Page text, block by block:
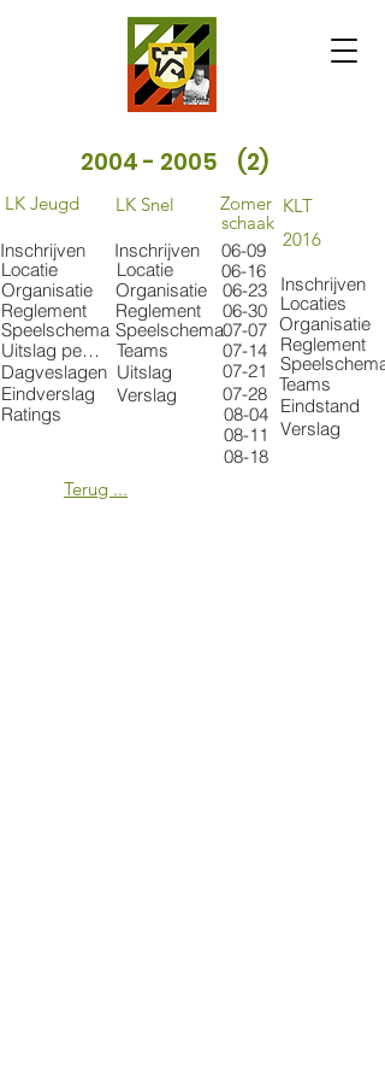
2004 - 2005 (2)
LK Jeugd
Inschrijven
Locatie
Organisatie
Reglement
Speelschema
Uitslag per catgorie
Dagveslagen
Eindverslag
Ratings
Zomer KLT
2016
Inschrijven
Organisatie
Reglement
Locaties
Teams
Eindstand
Verslag
Speelschema
LK Snel
Inschrijven
Locatie
Organisatie
Reglement
Speelschema
Teams
Uitslag
Verslag
06-09
schaak
06-16
06-23
06-30
07-07
07-14
07-28
08-04
07-21
08-11
08-18
Terug ...